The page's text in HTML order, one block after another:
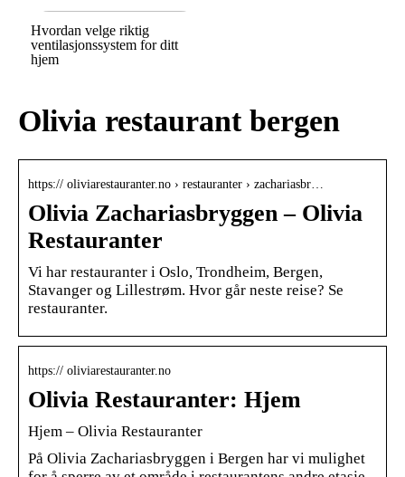
Hvordan velge riktig
ventilasjonssystem for ditt
hjem
Olivia restaurant bergen
https:// oliviarestauranter.no › restauranter › zachariasbr…
Olivia Zachariasbryggen – Olivia
Restauranter
Vi har restauranter i Oslo, Trondheim, Bergen,
Stavanger og Lillestrøm. Hvor går neste reise? Se
restauranter.
https:// oliviarestauranter.no
Olivia Restauranter: Hjem
Hjem – Olivia Restauranter
På Olivia Zachariasbryggen i Bergen har vi mulighet